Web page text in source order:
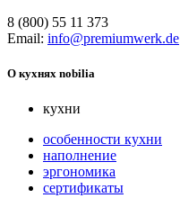
8 (800) 55 11 373
Email: info@premiumwerk.de
О кухнях nobilia
кухни
особенности кухни
наполнение
эргономика
сертификаты